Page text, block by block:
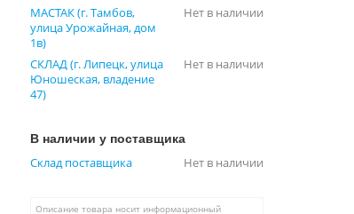
МАСТАК (г. Тамбов,
улица Урожайная, дом
1в)
Нет в наличии
СКЛАД (г. Липецк, улица
Юношеская, владение
47)
Нет в наличии
В наличии у поставщика
Склад поставщика Нет в наличии
Описание товара носит информационный